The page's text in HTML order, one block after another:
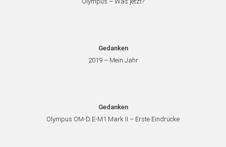
Gedanken
2019 – Mein Jahr
Gedanken
Olympus OM-D E-M1 Mark II – Erste Eindrücke